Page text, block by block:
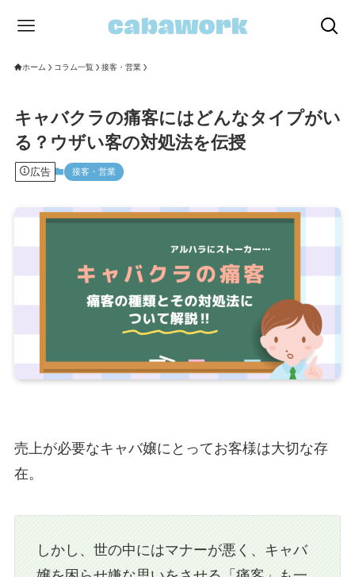
ホーム コラム一覧 接客・営業
キャバクラの痛客にはどんなタイプがい
る？ウザい客の対処法を伝授
広告 接客・営業
売上が必要なキャバ嬢にとってお客様は大切な存
在。
しかし、世の中にはマナーが悪く、キャバ